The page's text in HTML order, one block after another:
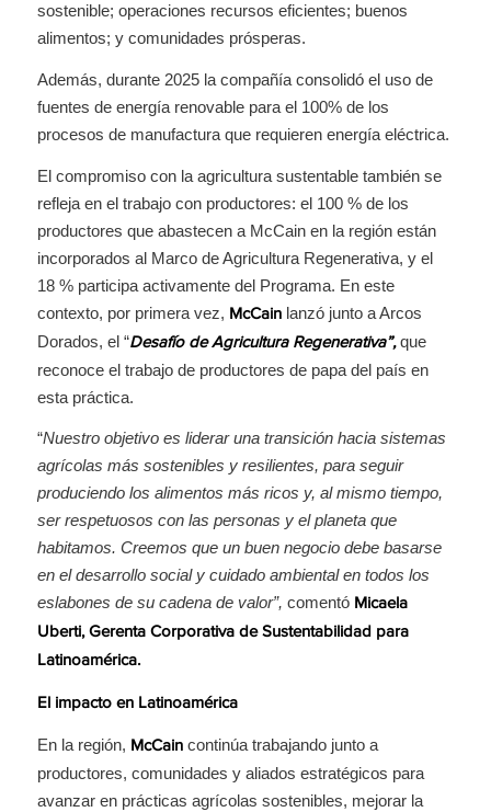
sostenible; operaciones recursos eficientes; buenos
alimentos; y comunidades prósperas.
Además, durante 2025 la compañía consolidó el uso de
fuentes de energía renovable para el 100% de los
procesos de manufactura que requieren energía eléctrica.
El compromiso con la agricultura sustentable también se
refleja en el trabajo con productores: el 100 % de los
productores que abastecen a McCain en la región están
incorporados al Marco de Agricultura Regenerativa, y el
18 % participa activamente del Programa. En este
contexto, por primera vez, McCainlanzó junto a Arcos
Dorados, el “Desafío de Agricultura Regenerativa”,que
reconoce el trabajo de productores de papa del país en
esta práctica.
“Nuestro objetivo es liderar una transición hacia sistemas
agrícolas más sostenibles y resilientes, para seguir
produciendo los alimentos más ricos y, al mismo tiempo,
ser respetuosos con las personas y el planeta que
habitamos. Creemos que un buen negocio debe basarse
en el desarrollo social y cuidado ambiental en todos los
eslabones de su cadena de valor”, comentó Micaela
Uberti, Gerenta Corporativa de Sustentabilidad para
Latinoamérica.
El impacto en Latinoamérica
En la región, McCaincontinúa trabajando junto a
productores, comunidades y aliados estratégicos para
avanzar en prácticas agrícolas sostenibles, mejorar la